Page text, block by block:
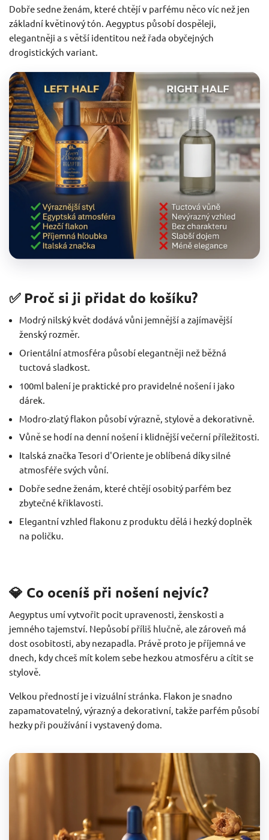
Dobře sedne ženám, které chtějí v parfému něco víc než jen
základní květinový tón. Aegyptus působí dospěleji,
elegantněji a s větší identitou než řada obyčejných
drogistických variant.
✅ Proč si ji přidat do košíku?
Modrý nilský květ dodává vůni jemnější a zajímavější
ženský rozměr.
Orientální atmosféra působí elegantněji než běžná
tuctová sladkost.
100ml balení je praktické pro pravidelné nošení i jako
dárek.
Modro-zlatý flakon působí výrazně, stylově a dekorativně.
Vůně se hodí na denní nošení i klidnější večerní příležitosti.
Italská značka Tesori d'Oriente je oblíbená díky silné
atmosféře svých vůní.
Dobře sedne ženám, které chtějí osobitý parfém bez
zbytečné křiklavosti.
Elegantní vzhled flakonu z produktu dělá i hezký doplněk
na poličku.
💎 Co oceníš při nošení nejvíc?
Aegyptus umí vytvořit pocit upravenosti, ženskosti a
jemného tajemství. Nepůsobí příliš hlučně, ale zároveň má
dost osobitosti, aby nezapadla. Právě proto je příjemná ve
dnech, kdy chceš mít kolem sebe hezkou atmosféru a cítit se
stylově.
Velkou předností je i vizuální stránka. Flakon je snadno
zapamatovatelný, výrazný a dekorativní, takže parfém působí
hezky při používání i vystavený doma.